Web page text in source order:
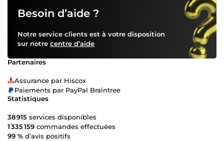
Besoin d’aide ?
Notre service clients est à votre disposition
sur notre centre d’aide
Partenaires
Assurance par Hiscox
Paiements par PayPal Braintree
Statistiques
38 915 services disponibles
1 335 159 commandes effectuées
99 % d’avis positifs